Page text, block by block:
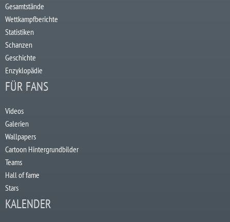
Gesamtstände
Wettkampfberichte
Statistiken
Schanzen
Geschichte
Enzyklopädie
FÜR FANS
Videos
Galerien
Wallpapers
Cartoon Hintergrundbilder
Teams
Hall of fame
Stars
KALENDER